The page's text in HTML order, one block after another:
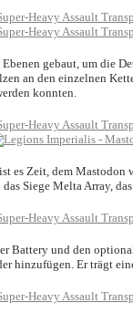
gebaut, um die
an den einzelnen
konnten.
es Zeit, dem
Siege Melta Array,
Battery und den
hinzufügen. Er trägt